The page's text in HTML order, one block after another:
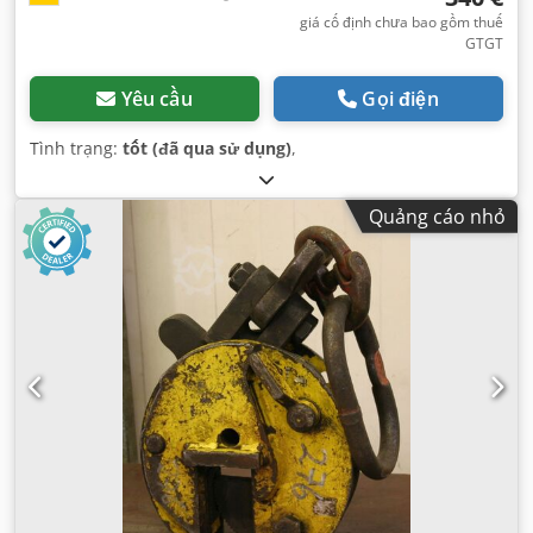
giá cố định chưa bao gồm thuế
GTGT
Yêu cầu Gọi điện
Tình trạng: tốt (đã qua sử dụng),
Quảng cáo nhỏ